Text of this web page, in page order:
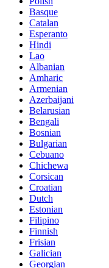
Basque
Catalan
Esperanto
Hindi
Lao
Albanian
Amharic
Armenian
Azerbaijani
Belarusian
Bengali
Bosnian
Bulgarian
Cebuano
Chichewa
Corsican
Croatian
Dutch
Estonian
Filipino
Finnish
Frisian
Galician
Georgian